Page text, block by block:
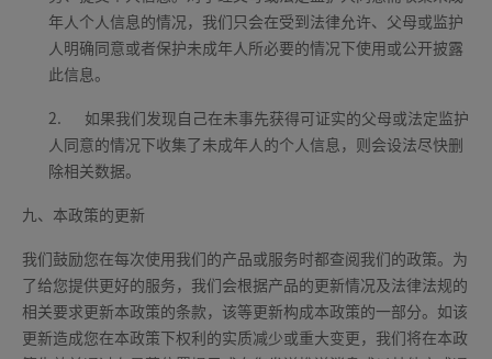
年人个人信息的情况，我们只会在受到法律允许、父母或监护
人明确同意或者保护未成年人所必要的情况下使用或公开披露
此信息。
2.
如果我们发现自己在未事先获得可证实的父母或法定监护
人同意的情况下收集了未成年人的个人信息，则会设法尽快删
除相关数据。
九、本政策的更新
我们鼓励您在每次使用我们的产品或服务时都查阅我们的政策。为
了给您提供更好的服务，我们会根据产品的更新情况及法律法规的
相关要求更新本政策的条款，该等更新构成本政策的一部分。如该
更新造成您在本政策下权利的实质减少或重大变更，我们将在本政